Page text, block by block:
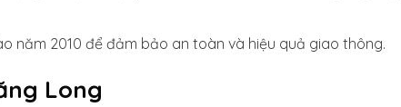
năm 2010 để đảm bảo an toàn và hiệu quả giao thông.
Long